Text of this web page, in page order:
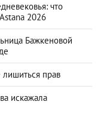
что
2026
Бажкеновой
прав
искажала